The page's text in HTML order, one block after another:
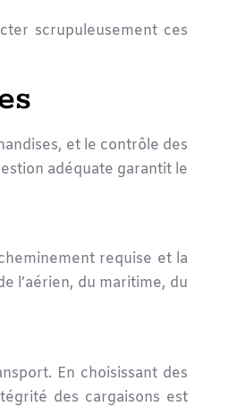
scrupuleusement ces
, et le contrôle des
adéquate garantit le
requise et la
l’aérien, du maritime, du
En choisissant des
des cargaisons est